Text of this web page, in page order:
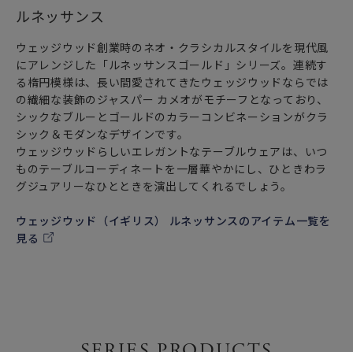
ルネッサンス
ウェッジウッド創業時のネオ・クラシカルスタイルを現代風
にアレンジした「ルネッサンスゴールド」シリーズ。連続す
る楕円模様は、長い間愛されてきたウェッジウッドならでは
の繊細な装飾のジャスパー カメオがモチーフとなっており、
シックなブルーとゴールドのカラーコンビネーションがクラ
シック＆モダンなデザインです。
ウェッジウッドらしいエレガントなテーブルウェアは、いつ
ものテーブルコーディネートを一層華やかにし、ひときわラ
グジュアリーなひとときを演出してくれるでしょう。
ウェッジウッド（イギリス） ルネッサンスのアイテム一覧を
見る